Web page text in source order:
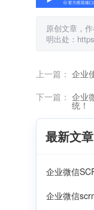
原创文章，
明出处：
上一篇： 企业
下一篇： 企业
统！
最新文章
企业微信
企业微信